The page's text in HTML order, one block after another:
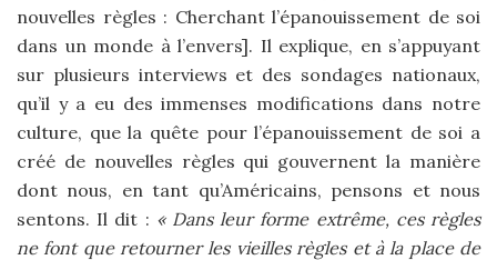
nouvelles règles : Cherchant l’épanouissement de soi
dans un monde à l’envers]. Il explique, en s’appuyant
sur plusieurs interviews et des sondages nationaux,
qu’il y a eu des immenses modifications dans notre
culture, que la quête pour l’épanouissement de soi a
créé de nouvelles règles qui gouvernent la manière
dont nous, en tant qu’Américains, pensons et nous
sentons. Il dit : « Dans leur forme extrême, ces règles
ne font que retourner les vieilles règles et à la place de